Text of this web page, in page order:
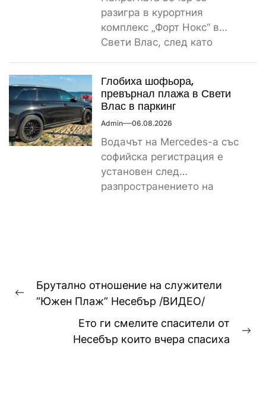
разигра в курортния
комплекс „Форт Нокс“ в
Свети Влас, след като
Глобиха шофьора,
превърнал плажа в Свети
Влас в паркинг
Admin 06.08.2026
Водачът на Mercedes-а със
софийска регистрация е
установен след
разпространението на
Навигация
Previous
Брутално отношение на служители
“Южен Плаж” Несебър /ВИДЕО/
Ето ги смелите спасители от
Несебър които вчера спасиха